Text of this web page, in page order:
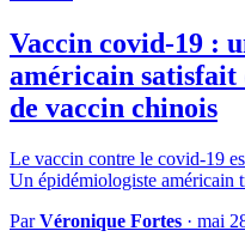
Vaccin covid-19 :
américain satisfait
de vaccin chinois
Le vaccin contre le covid-19
Un épidémiologiste américain
ParVéronique Fortes · mai